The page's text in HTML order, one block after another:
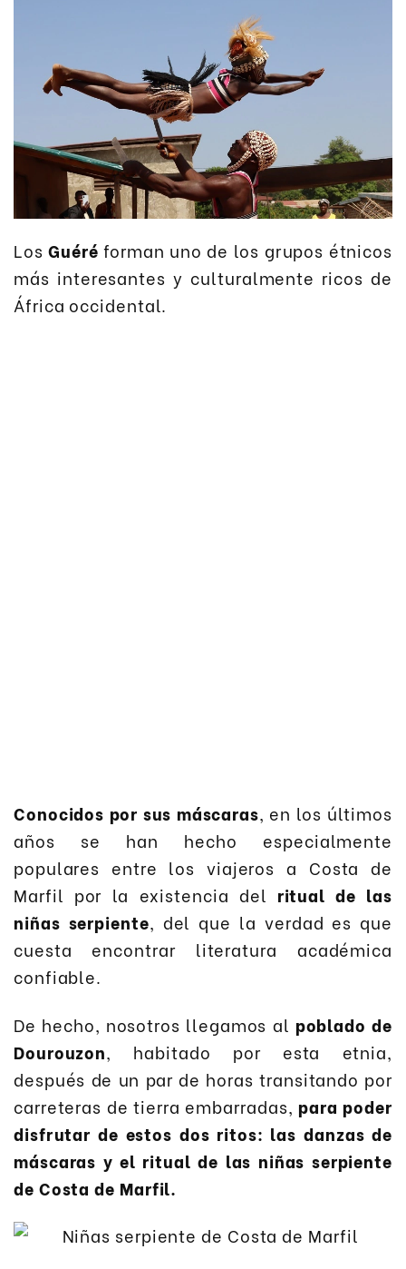
LosGuéré forman uno de los grupos étnicos
más interesantes y culturalmente ricos de
África occidental.
Conocidos por sus máscaras, en los últimos
años se han hecho especialmente
populares entre los viajeros a Costa de
Marfil por la existencia del ritual de las
niñas serpiente, del que la verdad es que
cuesta encontrar literatura académica
confiable.
De hecho, nosotros llegamos al poblado de
Dourouzon, habitado por esta etnia,
después de un par de horas transitando por
carreteras de tierra embarradas, para poder
disfrutar de estos dos ritos: las danzas de
máscaras y el ritual de las niñas serpiente
de Costa de Marfil.